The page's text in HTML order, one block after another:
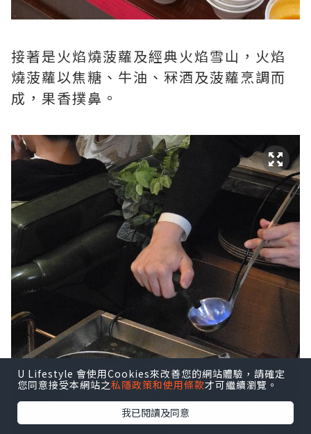
接著是火焰燒菠蘿及經典火焰雪山，火焰
燒菠蘿以焦糖、牛油、冧酒及菠蘿烹調而
成，果香撲鼻。
U Lifestyle 會使用Cookies來改善您的網站體驗，請確定
您同意接受本網站之私隱政策和使用條款才可繼續瀏覽。
我已閱讀及同意